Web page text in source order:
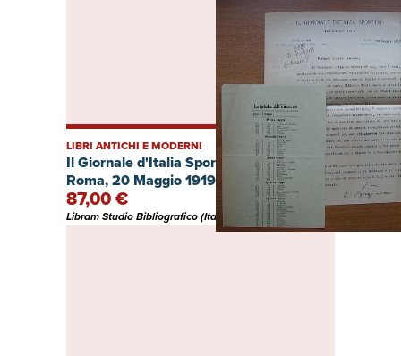
Il Giornale d'Italia Sportivo. Direzione.
Roma, 20 Maggio 1919.
LIBRI ANTICHI E MODERNI
87,00 €
Libram Studio Bibliografico (Italia)